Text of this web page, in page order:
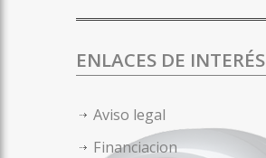
ENLACES DE INTERÉS
Aviso legal
Financiacion